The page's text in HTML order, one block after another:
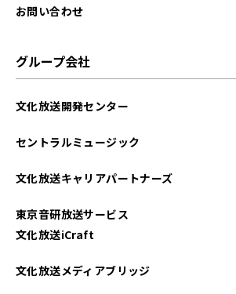
お問い合わせ
グループ会社
文化放送開発センター
セントラルミュージック
文化放送キャリアパートナーズ
東京音研放送サービス
文化放送iCraft
文化放送メディアブリッジ